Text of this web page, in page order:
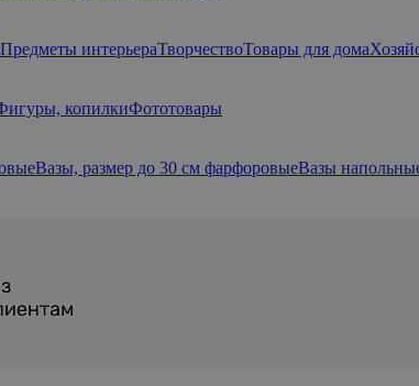
Предметы интерьераТворчествоТовары для дома
копилкиФототовары
Вазы, размер до 30 см фарфоровыеВазы